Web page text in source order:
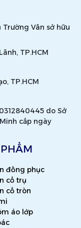
Trường Vân sở hữu
TP.HCM
TP.HCM
do Sở
cấp ngày
đồng phục
cổ trụ
cổ tròn
áo lớp